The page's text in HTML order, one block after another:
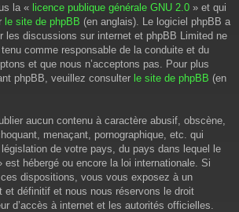
la « licence publique générale GNU 2.0 » et qui
le site de phpBB (en anglais). Le logiciel phpBB a
les discussions sur internet et phpBB Limited ne
comme responsable de la conduite et du
et que nous n’acceptons pas. Pour plus
phpBB, veuillez consulter le site de phpBB (en
aucun contenu à caractère abusif, obscène,
menaçant, pornographique, etc. qui
de votre pays, du pays dans lequel le
est hébergé ou encore la loi internationale. Si
dispositions, vous vous exposez à un
et définitif et nous nous réservons le droit
d’accès à internet et les autorités officielles.